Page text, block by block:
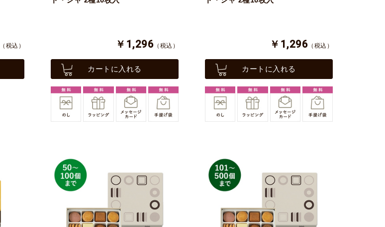
（税込） ￥1,296 （税込）
カートに入れる
￥1,296 （税込）
カートに入れる